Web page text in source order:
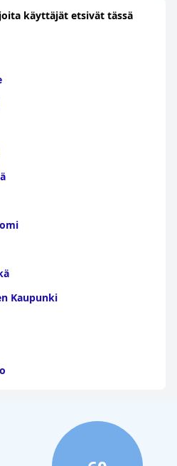
RUNO Hotel Porvoo n spasta
käyttäjät etsivät tässä
Kaupunki